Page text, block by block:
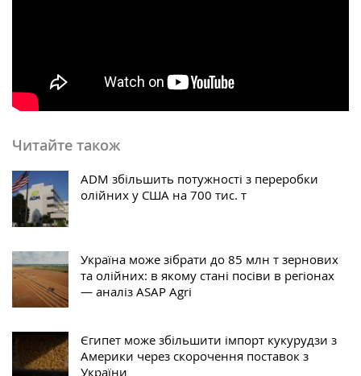
Читайте також
ADM збільшить потужності з переробки
олійних у США на 700 тис. т
Україна може зібрати до 85 млн т зернових
та олійних: в якому стані посіви в регіонах
— аналіз ASAP Agri
Єгипет може збільшити імпорт кукурудзи з
Америки через скорочення поставок з
України